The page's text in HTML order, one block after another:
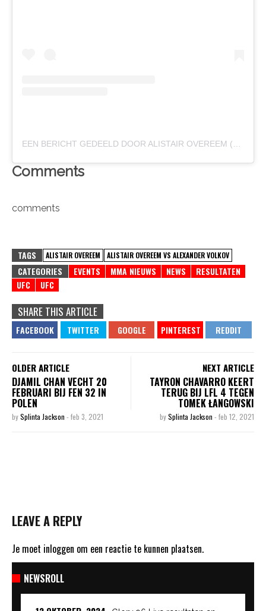
Comments
comments
TAGS ALISTAIR OVEREEM ALISTAIR OVEREEM VS ALEXANDER VOLKOV
CATEGORIES EVENTS MMA NIEUWS NEWS
RESULTATEN
UFC
UFC
SHARE THIS ARTICLE
OLDER ARTICLE
DJAMIL CHAN VECHT 20
FEBRUARI BIJ FEN 32 IN
POLEN
bySplinta Jackson - feb 3, 2021
NEXT ARTICLE
TAYRON CHAVARRO KEERT
TERUG BIJ LFL 4 TEGEN
TOMEK ŁANGOWSKI
bySplinta Jackson - feb 12, 2021
LEAVE A REPLY
Je moet inloggen om een reactie te kunnen plaatsen.
NEWSROLL